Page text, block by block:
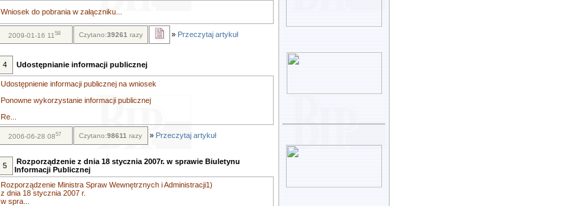
Wniosek do pobrania w załączniku...
2009-01-16 1158 Czytano:39261 razy » Przeczytaj artykuł
4 Udostępnianie informacji publicznej
Udostępnienie informacji publicznej na wniosek
Ponowne wykorzystanie informacji publicznej
Re...
2006-06-28 0857 Czytano:98611 razy » Przeczytaj artykuł
5
Rozporządzenie z dnia 18 stycznia 2007r. w sprawie Biuletynu
Informacji Publicznej
Rozporządzenie Ministra Spraw Wewnętrznych i Administracji1)
z dnia 18 stycznia 2007 r.
w spra...